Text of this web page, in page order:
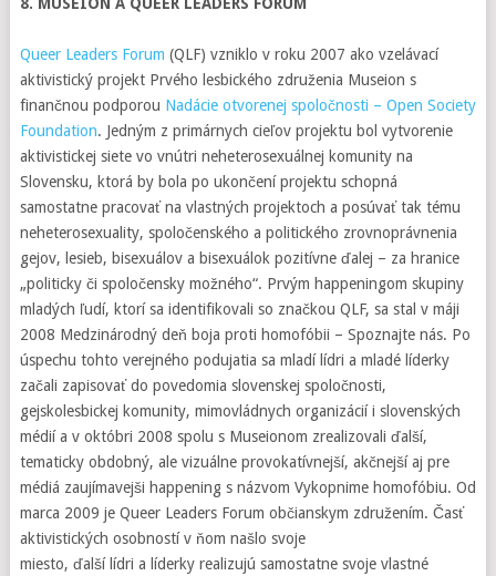
Queer Leaders Forum (QLF) vzniklo v roku 2007 ako vzelávací
aktivistický projekt Prvého lesbického združenia Museion s
finančnou podporou Nadácie otvorenej spoločnosti – Open Society
Foundation. Jedným z primárnych cieľov projektu bol vytvorenie
aktivistickej siete vo vnútri neheterosexuálnej komunity na
Slovensku, ktorá by bola po ukončení projektu schopná
samostatne pracovať na vlastných projektoch a posúvať tak tému
neheterosexuality, spoločenského a politického zrovnoprávnenia
gejov, lesieb, bisexuálov a bisexuálok pozitívne ďalej – za hranice
„politicky či spoločensky možného“. Prvým happeningom skupiny
mladých ľudí, ktorí sa identifikovali so značkou QLF, sa stal v máji
2008 Medzinárodný deň boja proti homofóbii – Spoznajte nás. Po
úspechu tohto verejného podujatia sa mladí lídri a mladé líderky
začali zapisovať do povedomia slovenskej spoločnosti,
gejskolesbickej komunity, mimovládnych organizácií i slovenských
médií a v októbri 2008 spolu s Museionom zrealizovali ďalší,
tematicky obdobný, ale vizuálne provokatívnejší, akčnejší aj pre
médiá zaujímavejši happening s názvom Vykopnime homofóbiu. Od
marca 2009 je Queer Leaders Forum občianskym združením. Časť
aktivistických osobností v ňom našlo svoje
miesto, ďalší lídri a líderky realizujú samostatne svoje vlastné